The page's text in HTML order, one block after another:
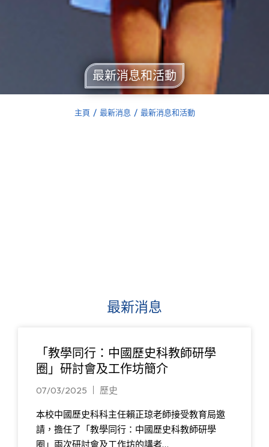
最新消息和活動
主頁 最新消息 最新消息和活動
最新消息
「教學同行：中國歷史科教師研學
圈」研討會及工作坊簡介
07/03/2025 歷史
本校中國歷史科科主任賴正琼老師接受教育局邀
請，擔任了「教學同行：中國歷史科教師研學
圈」兩次研討會及工作坊的講者…